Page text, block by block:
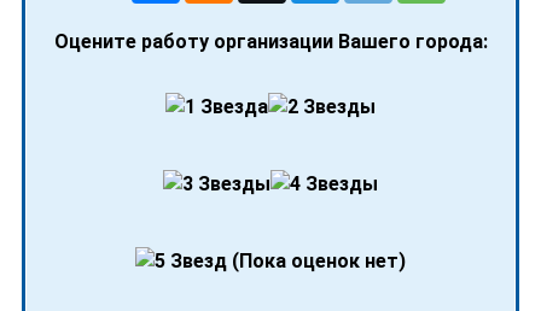
Оцените работу организации Вашего города:
(Пока оценок нет)